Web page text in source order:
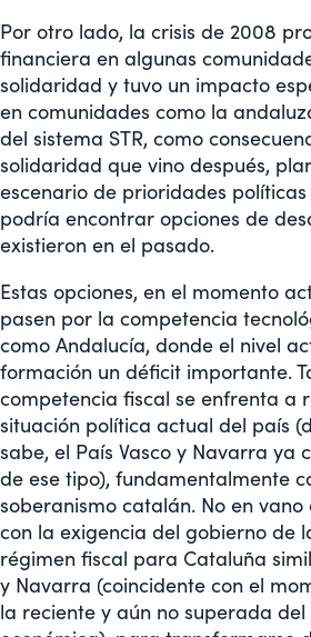
Por otro lado, la crisis de 2008
financiera en algunas
solidaridad y tuvo un impacto
en comunidades como la
del sistema STR, como
solidaridad que vino después,
escenario de prioridades
podría encontrar opciones de
existieron en el pasado.
Estas opciones, en el momento
pasen por la competencia
como Andalucía, donde el nivel
formación un déficit importante.
competencia fiscal se enfrenta a
situación política actual del país
sabe, el País Vasco y Navarra ya
de ese tipo), fundamentalmente
soberanismo catalán. No en vano
con la exigencia del gobierno de
régimen fiscal para Cataluña
y Navarra (coincidente con el
la reciente y aún no superada del